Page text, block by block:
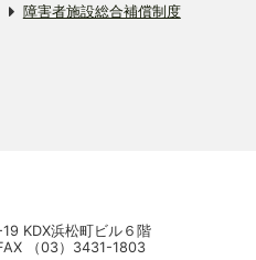
障害者施設総合補償制度
KDX浜松町ビル６階
（03）3431-1803